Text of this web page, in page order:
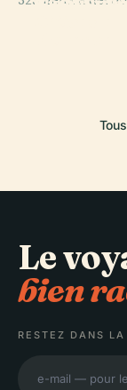
Le
bien
RESTEZ DANS LA